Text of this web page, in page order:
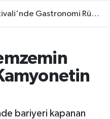
Lezzetin Yıldızı "Manisa Kebabı" Oldu!
bariyeri kapanan